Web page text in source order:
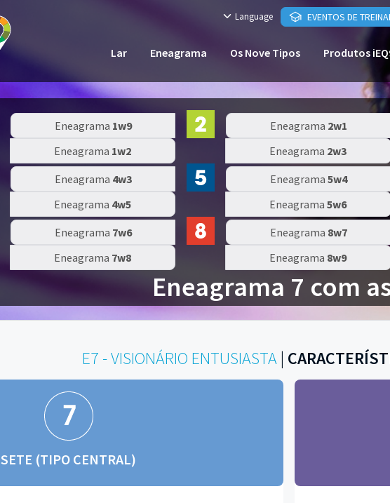
Language EVENTOS DE
Lar Eneagrama Os Nove Tipos Produtos
Eneagrama 1w9
Eneagrama 1w2
Eneagrama 2w1
Eneagrama 2w3
Eneagrama 4w3
Eneagrama 4w5
Eneagrama 5w4
Eneagrama 5w6
Eneagrama 7w6
Eneagrama 7w8
Eneagrama 8w7
Eneagrama 8w9
Eneagrama 7 com
E7 - VISIONÁRIO ENTUSIASTA|
SETE (TIPO CENTRAL)